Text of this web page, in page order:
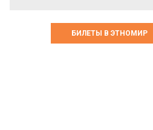
БИЛЕТЫ В ЭТНОМИР